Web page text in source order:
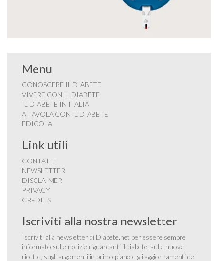
Menu
CONOSCERE IL DIABETE
VIVERE CON IL DIABETE
IL DIABETE IN ITALIA
A TAVOLA CON IL DIABETE
EDICOLA
Link utili
CONTATTI
NEWSLETTER
DISCLAIMER
PRIVACY
CREDITS
Iscriviti alla nostra newsletter
Iscriviti alla newsletter di Diabete.net per essere sempre
informato sulle notizie riguardanti il diabete, sulle nuove
ricette, sugli argomenti in primo piano e gli aggiornamenti del